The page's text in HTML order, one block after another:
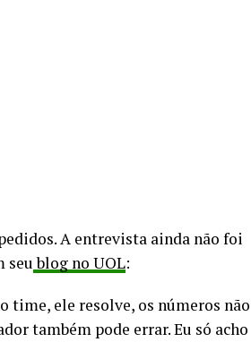
A entrevista ainda não foi
seublog no UOL:
time, ele resolve, os números não
também pode errar. Eu só acho